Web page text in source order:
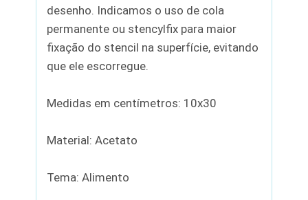
desenho. Indicamos o uso de cola
permanente ou stencylfix para maior
fixação do stencil na superfície, evitando
que ele escorregue.
Medidas em centímetros: 10x30
Material: Acetato
Tema: Alimento